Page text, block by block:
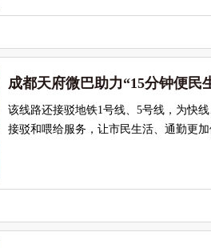
成都天府微巴助力“15分钟便民
该线路还接驳地铁1号线、5号线，为快
接驳和喂给服务，让市民生活、通勤更加